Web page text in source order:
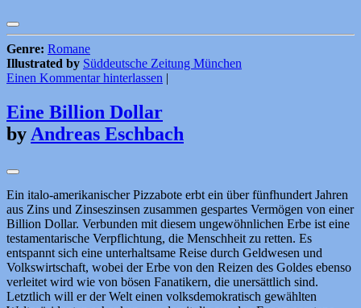
Genre: Romane
Illustrated by Süddeutsche Zeitung München
Einen Kommentar hinterlassen |
Eine Billion Dollar
by Andreas Eschbach
Ein italo-amerikanischer Pizzabote erbt ein über fünfhundert Jahren
aus Zins und Zinseszinsen zusammen gespartes Vermögen von einer
Billion Dollar. Verbunden mit diesem ungewöhnlichen Erbe ist eine
testamentarische Verpflichtung, die Menschheit zu retten. Es
entspannt sich eine unterhaltsame Reise durch Geldwesen und
Volkswirtschaft, wobei der Erbe von den Reizen des Goldes ebenso
verleitet wird wie von bösen Fanatikern, die unersättlich sind.
Letztlich will er der Welt einen volksdemokratisch gewählten